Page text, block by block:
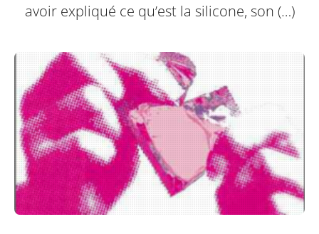
avoir expliqué ce qu’est la silicone, son (…)